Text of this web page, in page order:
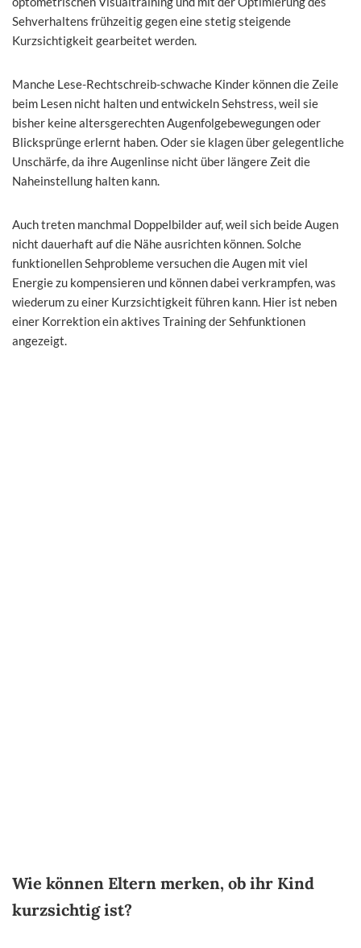
Sehverhaltens frühzeitig gegen eine stetig steigende
Kurzsichtigkeit gearbeitet werden.
Manche Lese-Rechtschreib-schwache Kinder können die Zeile
beim Lesen nicht halten und entwickeln Sehstress, weil sie
bisher keine altersgerechten Augenfolgebewegungen oder
Blicksprünge erlernt haben. Oder sie klagen über gelegentliche
Unschärfe, da ihre Augenlinse nicht über längere Zeit die
Naheinstellung halten kann.
Auch treten manchmal Doppelbilder auf, weil sich beide Augen
nicht dauerhaft auf die Nähe ausrichten können. Solche
funktionellen Sehprobleme versuchen die Augen mit viel
Energie zu kompensieren und können dabei verkrampfen, was
wiederum zu einer Kurzsichtigkeit führen kann. Hier ist neben
einer Korrektion ein aktives Training der Sehfunktionen
angezeigt.
Wie können Eltern merken, ob ihr Kind
kurzsichtig ist?